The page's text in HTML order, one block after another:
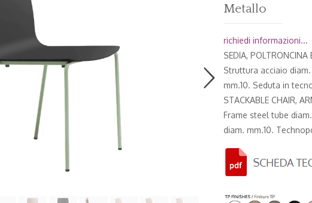
Metallo
richiedi informazioni...
SEDIA, POLTRONCINA
Struttura acciaio
mm.10. Seduta in
STACKABLE CHAIR,
Frame steel tube
diam. mm.10.